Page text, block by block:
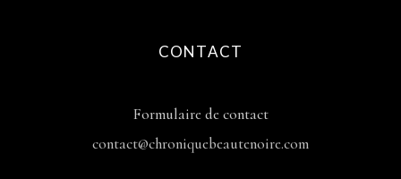
CONTACT
Formulaire de contact
contact@chroniquebeautenoire.com